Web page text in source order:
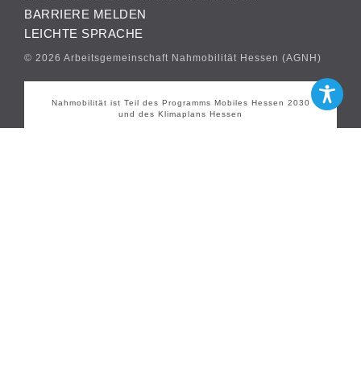
BARRIERE MELDEN
LEICHTE SPRACHE
© 2026 Arbeitsgemeinschaft Nahmobilität Hessen (AGNH)
Nahmobilität ist Teil des Programms Mobiles Hessen 2030
und des Klimaplans Hessen